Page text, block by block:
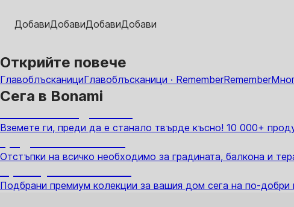
ДобавиДобавиДобавиДобави
Открийте повече
ГлавоблъсканициГлавоблъсканици · RememberRemember
Сега в Bonami
Вземете ги, преди да е станало твърде късно! 10 000+
Отстъпки на всичко необходимо за градината, балкона и
Подбрани премиум колекции за вашия дом сега на по-добри